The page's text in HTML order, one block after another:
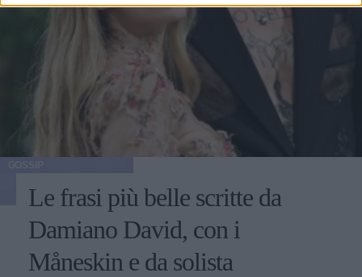
Le frasi più belle scritte da
Damiano David, con i
Måneskin e da solista